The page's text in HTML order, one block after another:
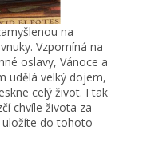
na
Vzpomíná na
oslavy, Vánoce a
udělá velký dojem,
celý život. I tak
chvíle života za
uložíte do tohoto